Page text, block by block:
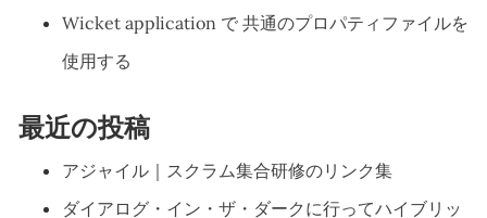
Wicket application で 共通のプロパティファイルを
使用する
最近の投稿
アジャイル｜スクラム集合研修のリンク集
ダイアログ・イン・ザ・ダークに行ってハイブリッ